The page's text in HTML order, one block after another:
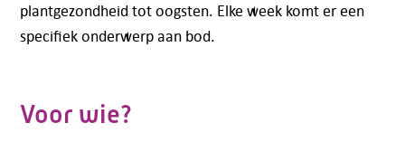
plantgezondheid tot oogsten. Elke week komt er een
specifiek onderwerp aan bod.
Voor wie?